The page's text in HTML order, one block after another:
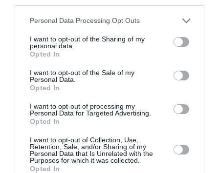
Personal Data Processing Opt Outs
I want to opt-out of the Sharing of my
personal data.
Opted In
I want to opt-out of the Sale of my
Personal Data.
Opted In
I want to opt-out of processing my
Personal Data for Targeted Advertising.
Opted In
I want to opt-out of Collection, Use,
Retention, Sale, and/or Sharing of my
Personal Data that Is Unrelated with the
Purposes for which it was collected.
Opted In
centrul, unde de ani de zile, din păcate, nu mai cântă
nimeni”.
Ce fac cerșetorii din Italia cu banii? Îi investesc în
Cum au replicat muzicanții? „Muzica noastră este
trompetistul care mereu poartă pe cap o pălărie din